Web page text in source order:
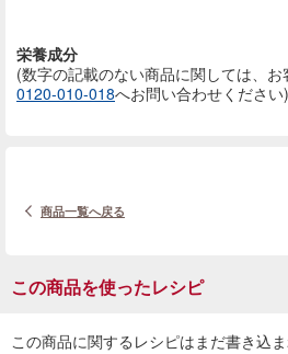
栄養成分
(数字の記載のない商品に関しては、お
0120-010-018へお問い合わせください)
商品一覧へ戻る
この商品を使ったレシピ
この商品に関するレシピはまだ書き込ま